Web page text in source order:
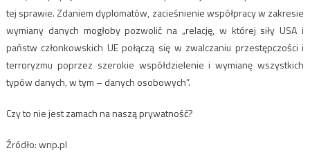
tej sprawie. Zdaniem dyplomatów, zacieśnienie współpracy w zakresie
wymiany danych mogłoby pozwolić na „relację, w której siły USA i
państw członkowskich UE połączą się w zwalczaniu przestępczości i
terroryzmu poprzez szerokie współdzielenie i wymianę wszystkich
typów danych, w tym – danych osobowych”.
Czy to nie jest zamach na naszą prywatność?
Źródło: wnp.pl